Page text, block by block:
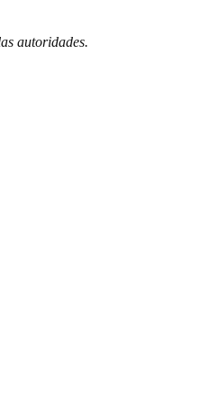
autoridades.